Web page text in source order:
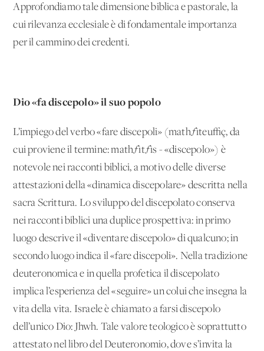
Approfondiamo tale dimensione biblica e pastorale, la
cui rilevanza ecclesiale è di fondamentale importanza
per il cammino dei credenti.
Dio «fa discepolo» il suo popolo
L’impiego del verbo «fare discepoli» (mathƒìteu≈ç, da
cui proviene il termine: mathƒìtƒìs - «discepolo») è
notevole nei racconti biblici, a motivo delle diverse
attestazioni della «dinamica discepolare» descritta nella
sacra Scrittura. Lo sviluppo del discepolato conserva
nei racconti biblici una duplice prospettiva: in primo
luogo descrive il «diventare discepolo» di qualcuno; in
secondo luogo indica il «fare discepoli». Nella tradizione
deuteronomica e in quella profetica il discepolato
implica l’esperienza del «seguire» un colui che insegna la
vita della vita. Israele è chiamato a farsi discepolo
dell’unico Dio: Jhwh. Tale valore teologico è soprattutto
attestato nel libro del Deuteronomio, dove s’invita la